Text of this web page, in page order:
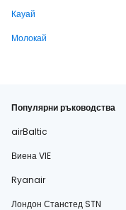
Кауай
Молокай
Популярни ръководства
airBaltic
Виена VIE
Ryanair
Лондон Станстед STN